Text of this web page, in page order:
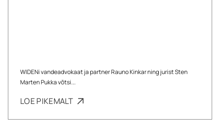
WIDENi vandeadvokaat ja partner Rauno Kinkar ning jurist Sten
Marten Pukka võtsi...
LOE PIKEMALT